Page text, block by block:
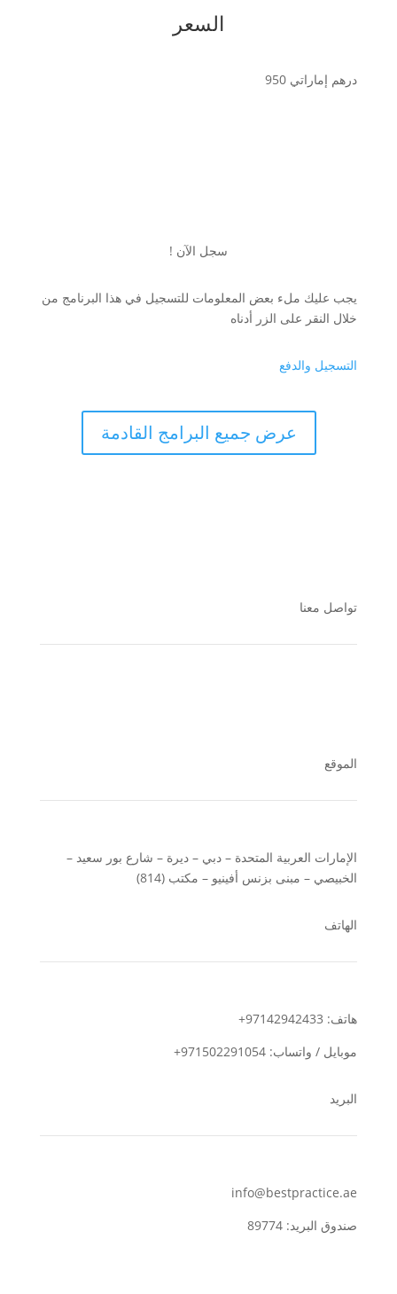
السعر
درهم إماراتي 950
سجل الآن !
يجب عليك ملء بعض المعلومات للتسجيل في هذا البرنامج من
خلال النقر على الزر أدناه
التسجيل والدفع
عرض جميع البرامج القادمة
تواصل معنا
الموقع
الإمارات العربية المتحدة – دبي – ديرة – شارع بور سعيد –
الخبيصي – مبنى بزنس أفينيو – مكتب (814)
الهاتف
هاتف: 97142942433+
موبايل / واتساب: 971502291054+
البريد
info@bestpractice.ae
صندوق البريد: 89774